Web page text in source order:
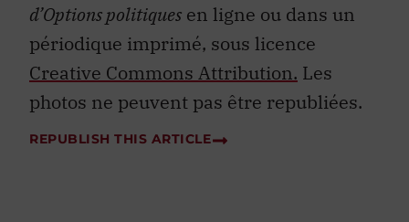
d’Options politiques en ligne ou dans un
périodique imprimé, sous licence
Creative Commons Attribution. Les
photos ne peuvent pas être republiées.
REPUBLISH THIS ARTICLE